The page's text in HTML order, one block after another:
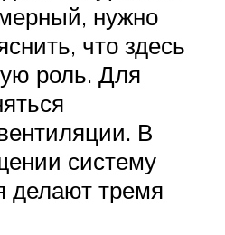
нужно
что здесь
роль. Для
В
систему
делают тремя